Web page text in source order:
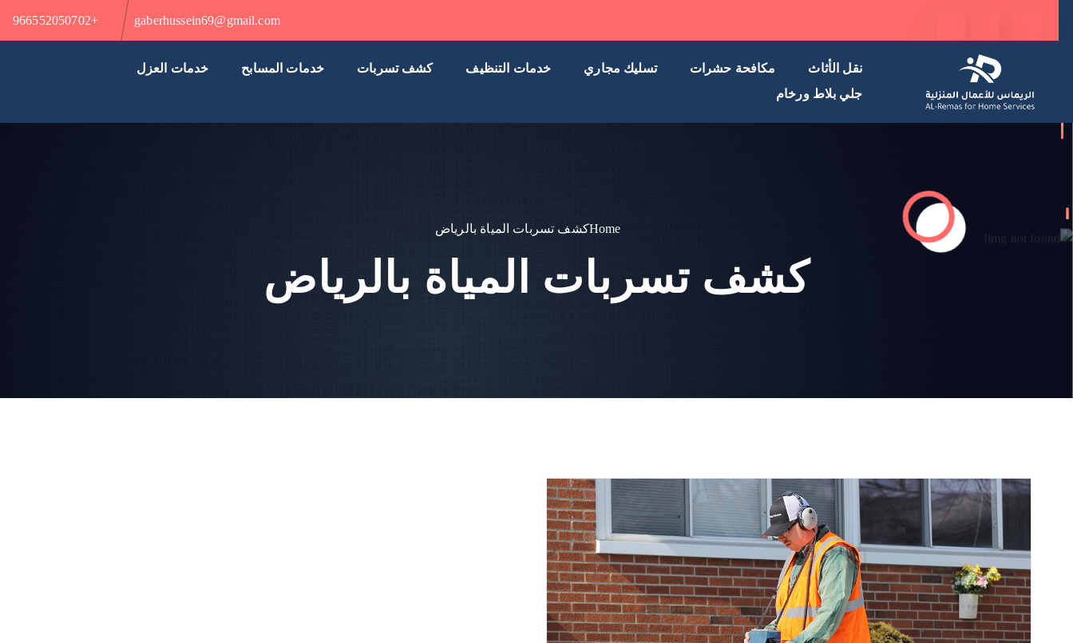
gaberhussein69@gmail.com
+966552050702
نقل الأثاث مكافحة حشرات تسليك مجاري خدمات التنظيف كشف تسربات خدمات المسابح
خدمات العزل
جلي بلاط ورخام
Homeكشف تسربات المياة بالرياض
كشف تسربات المياة بالرياض